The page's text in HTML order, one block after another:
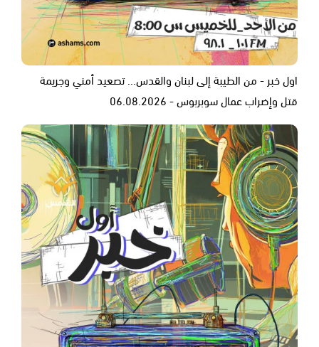
اول خبر - من الطيبة إلى لبنان والقدس... تصعيد أمني وجريمة
قتل وإضراب عمال سوبربوس - 06.08.2026